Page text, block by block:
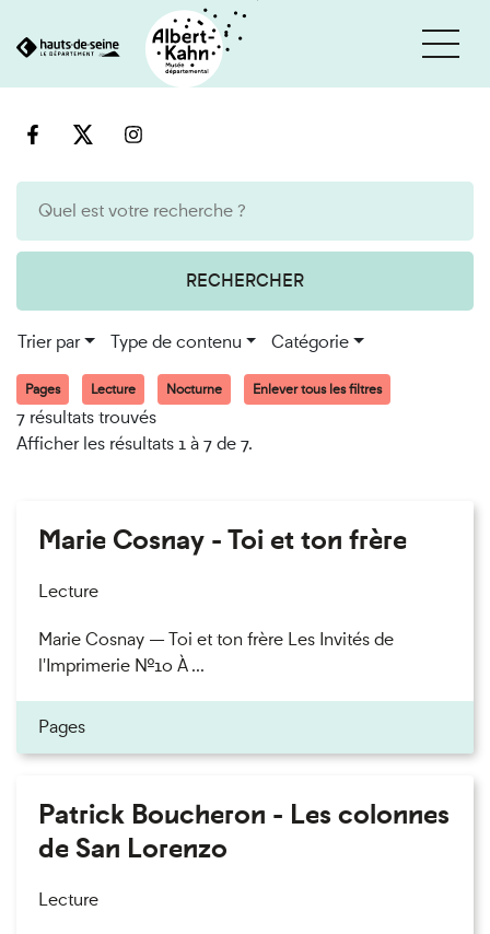
au
RECHERCHER
Trier par Type de contenu Catégorie
Pages Lecture Nocturne Enlever tous les filtres
7 résultats trouvés
Afficher les résultats 1 à 7 de 7.
Marie Cosnay - Toi et ton frère
Lecture
Marie Cosnay — Toi et ton frère Les Invités de
l'Imprimerie n°10 À ...
Pages
Patrick Boucheron - Les colonnes
de San Lorenzo
Lecture
Cookies et traceurs utilisés sur ce site